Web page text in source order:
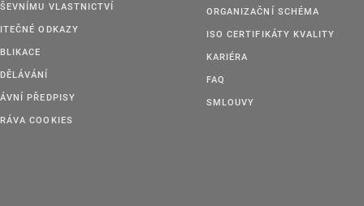
VLASTNICTVÍ
ODKAZY
PŘEDPISY
COOKIES
ORGANIZAČNÍ SCHÉMA
ISO CERTIFIKÁTY KVALITY
KARIÉRA
FAQ
SMLOUVY